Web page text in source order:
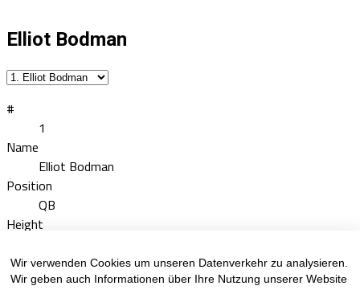
Elliot Bodman
#
1
Name
Elliot Bodman
Position
QB
Height
Weight
XX
Wir verwenden Cookies um unseren Datenverkehr zu analysieren.
Wir geben auch Informationen über Ihre Nutzung unserer Website